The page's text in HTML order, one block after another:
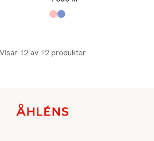
Produkten finns i färgerna:
Apricot
Klein Blue
Visar 12 av 12 produkter